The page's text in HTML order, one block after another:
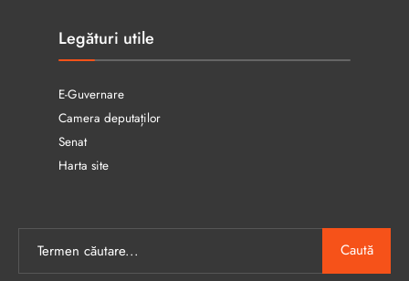
Legături utile
E-Guvernare
Camera deputaților
Senat
Harta site
Caută